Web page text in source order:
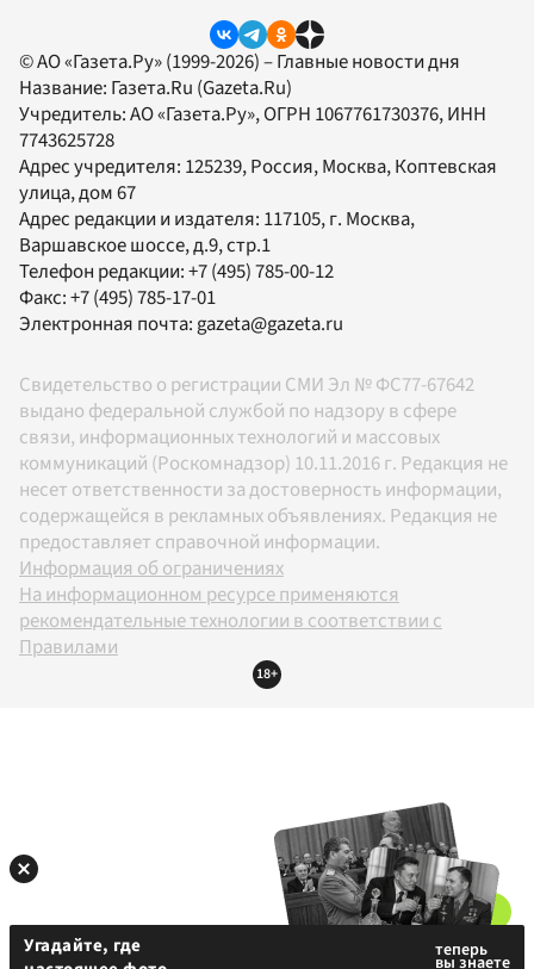
© АО «Газета.Ру» (1999-2026) – Главные новости дня
Название: Газета.Ru (Gazeta.Ru)
Учредитель:АО «Газета.Ру», ОГРН 1067761730376, ИНН
7743625728
Адрес учредителя: 125239, Россия, Москва, Коптевская
улица, дом 67
Адрес редакции и издателя: 117105, г. Москва,
Варшавское шоссе, д.9, стр.1
Телефон редакции:+7 (495) 785-00-12
Факс:+7 (495) 785-17-01
Электронная почта:gazeta@gazeta.ru
Свидетельство о регистрации СМИ Эл № ФС77-67642
выдано федеральной службой по надзору в сфере
связи, информационных технологий и массовых
коммуникаций (Роскомнадзор) 10.11.2016 г. Редакция не
несет ответственности за достоверность информации,
содержащейся в рекламных объявлениях. Редакция не
предоставляет справочной информации.
Информация об ограничениях
На информационном ресурсе применяются
рекомендательные технологии в соответствии с
Правилами
18+
Угадайте, где